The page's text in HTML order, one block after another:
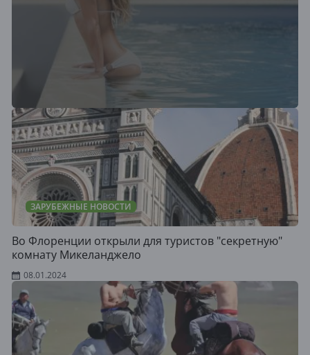
ЗАРУБЕЖНЫЕ НОВОСТИ
Во Флоренции открыли для туристов "секретную"
комнату Микеланджело
08.01.2024